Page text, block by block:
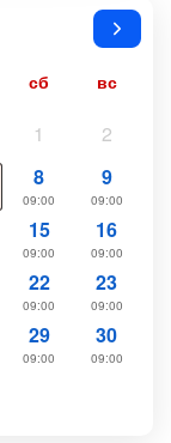
сб вс
1
2
8
09:00
9
09:00
15
09:00
16
09:00
22
09:00
23
09:00
29
09:00
30
09:00